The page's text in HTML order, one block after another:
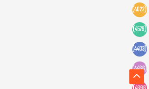
(4022)
(4579)
(4403)
(4466)